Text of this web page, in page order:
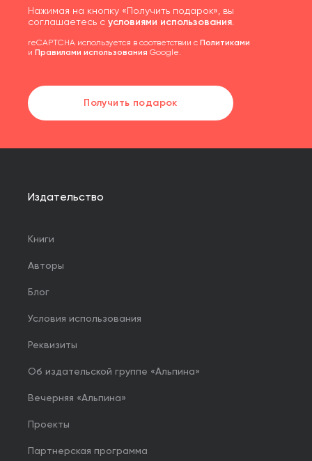
Нажимая на кнопку «Получить подарок», вы
соглашаетесь с условиями использования.
reCAPTCHA используется в соответствии с Политиками
и Правилами использования Google.
Получить подарок
Издательство
Книги
Авторы
Блог
Условия использования
Реквизиты
Об издательской группе «Альпина»
Вечерняя «Альпина»
Проекты
Партнерская программа